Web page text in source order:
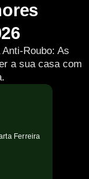
Roubo: As
a sua casa com
Ferreira